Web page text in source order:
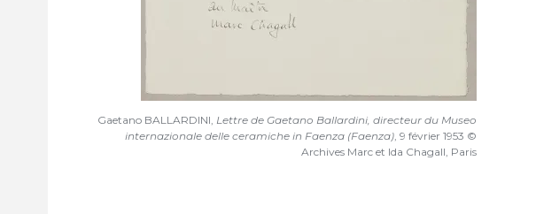
Gaetano BALLARDINI, Lettre de Gaetano Ballardini, directeur du Museo
internazionale delle ceramiche in Faenza (Faenza), 9 février 1953 ©
Archives Marc et Ida Chagall, Paris